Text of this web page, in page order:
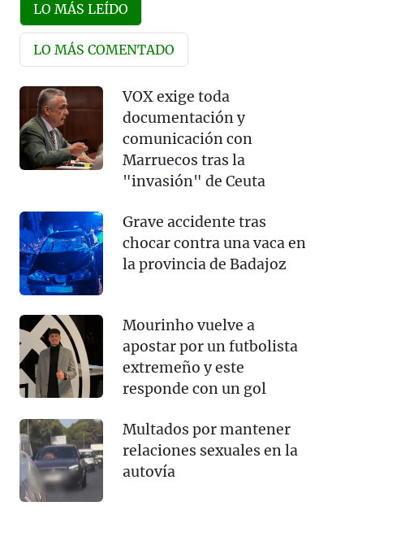
LO MÁS LEÍDO
LO MÁS COMENTADO
VOX exige toda
documentación y
comunicación con
Marruecos tras la
"invasión" de Ceuta
Grave accidente tras
chocar contra una vaca en
la provincia de Badajoz
Mourinho vuelve a
apostar por un futbolista
extremeño y este
responde con un gol
Multados por mantener
relaciones sexuales en la
autovía